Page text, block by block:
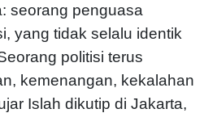
seorang penguasa
yang tidak selalu identik
politisi terus
kemenangan, kekalahan
Islah dikutip di Jakarta,